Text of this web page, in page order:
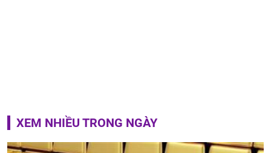
XEM NHIỀU TRONG NGÀY